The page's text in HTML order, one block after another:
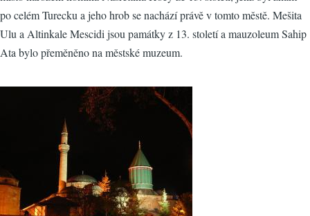
po celém Turecku a jeho hrob se nachází právě v tomto městě. Mešita
Ulu a Altinkale Mescidi jsou památky z 13. století a mauzoleum Sahip
Ata bylo přeměněno na městské muzeum.